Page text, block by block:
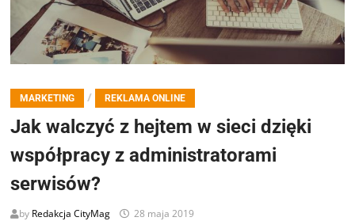
MARKETING / REKLAMA ONLINE
Jak walczyć z hejtem w sieci dzięki
współpracy z administratorami
serwisów?
by Redakcja CityMag 28 maja 2019